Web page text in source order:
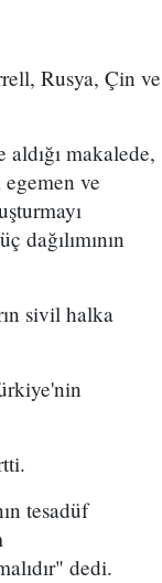
Rusya, Çin ve
makalede,
ve
dağılımının
sivil halka
tesadüf
dedi.